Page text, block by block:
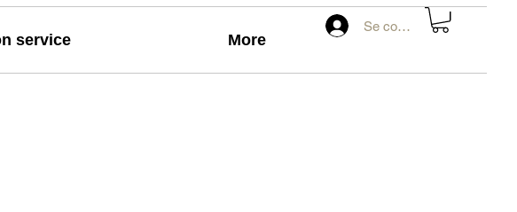
service More
Se connecter